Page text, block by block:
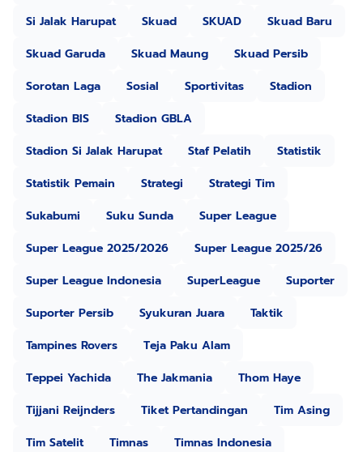
Si Jalak Harupat
Skuad SKUAD
Skuad Baru
Skuad Garuda
Skuad Maung
Skuad Persib
Sorotan Laga
Sosial Sportivitas
Stadion
Stadion BIS
Stadion GBLA
Stadion Si Jalak Harupat
Staf Pelatih
Statistik
Statistik Pemain
Strategi
Strategi Tim
Sukabumi
Suku Sunda
Super League
Super League 2025/2026
Super League 2025/26
Super League Indonesia
SuperLeague
Suporter
Suporter Persib
Syukuran Juara
Taktik
Tampines Rovers
Teja Paku Alam
Teppei Yachida
The Jakmania
Thom Haye
Tijjani Reijnders
Tiket Pertandingan
Tim Asing
Tim Satelit
Timnas
Timnas Indonesia